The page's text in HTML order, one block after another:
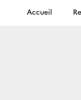
Archives